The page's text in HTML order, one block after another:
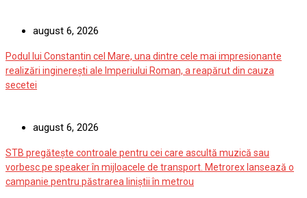
august 6, 2026
Podul lui Constantin cel Mare, una dintre cele mai impresionante
realizări inginerești ale Imperiului Roman, a reapărut din cauza
secetei
august 6, 2026
STB pregătește controale pentru cei care ascultă muzică sau
vorbesc pe speaker în mijloacele de transport. Metrorex lansează o
campanie pentru păstrarea liniștii în metrou